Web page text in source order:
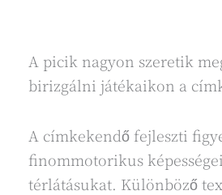
A picik nagyon szeretik
birizgálni játékaikon a
A címkekendő fejleszti
finommotorikus
térlátásukat. Különböző